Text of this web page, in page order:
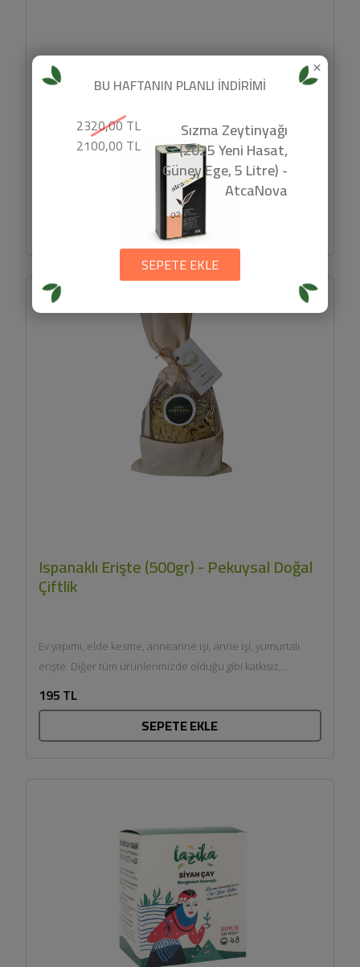
Organik Bakliyat Seti (5 adet) - Vafi
Günlük mutfağın temel taşlarını organik ve katkısız haliyle bir
araya getiren bu set; hem pratik hem de...
SEPETE EKLE
Ispanaklı Erişte (500gr) - Pekuysal Doğal
Çiftlik
Ev yapımı, elde kesme, anneanne işi, anne işi, yumurtalı
erişte. Diğer tüm ürünlerimizde olduğu gibi katkısız,
195 TL
SEPETE EKLE
×
BU HAFTANIN PLANLI İNDİRİMİ
2320,00 TL
2100,00 TL
Sızma Zeytinyağı
(2025 Yeni Hasat,
Güney Ege, 5 Litre) -
AtcaNova
SEPETE EKLE